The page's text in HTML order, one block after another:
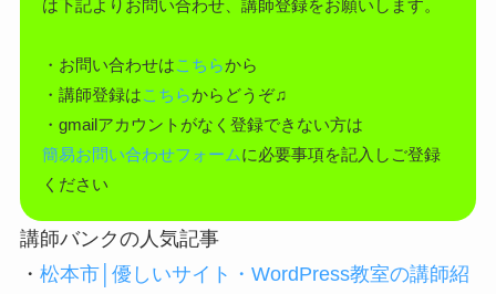
は下記よりお問い合わせ、講師登録をお願いします。
・お問い合わせはこちらから
・講師登録はこちらからどうぞ♫
・gmailアカウントがなく登録できない方は
簡易お問い合わせフォームに必要事項を記入しご登録
ください
講師バンクの人気記事
・ 松本市│優しいサイト・WordPress教室の講師紹